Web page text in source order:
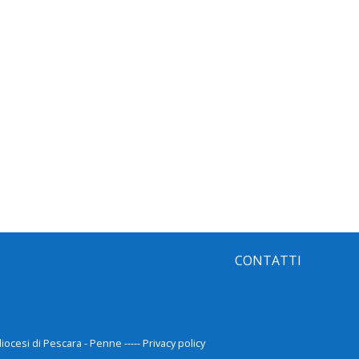
CONTATTI
di Pescara - Penne ----- Privacy policy